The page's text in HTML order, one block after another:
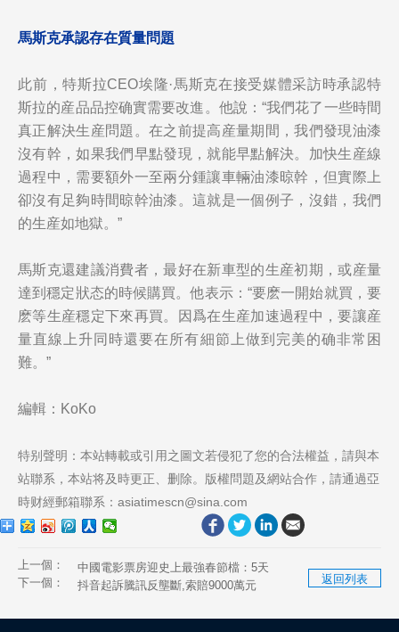
馬斯克承認存在質量問題
此前，特斯拉CEO埃隆·馬斯克在接受媒體采訪時承認特
斯拉的産品品控确實需要改進。他說：“我們花了一些時間
真正解決生産問題。在之前提高産量期間，我們發現油漆
沒有幹，如果我們早點發現，就能早點解決。加快生産線
過程中，需要額外一至兩分鍾讓車輛油漆晾幹，但實際上
卻沒有足夠時間晾幹油漆。這就是一個例子，沒錯，我們
的生産如地獄。”
馬斯克還建議消費者，最好在新車型的生産初期，或産量
達到穩定狀态的時候購買。他表示：“要麽一開始就買，要
麽等生産穩定下來再買。因爲在生産加速過程中，要讓産
量直線上升同時還要在所有細節上做到完美的确非常困
難。”
編輯：KoKo
特别聲明：本站轉載或引用之圖文若侵犯了您的合法權益，請與本
站聯系，本站将及時更正、删除。版權問題及網站合作，請通過亞
時财經郵箱聯系：asiatimescn@sina.com
上一個：
中國電影票房迎史上最強春節檔：5天
近70億
下一個： 抖音起訴騰訊反壟斷,索賠9000萬元 返回列表